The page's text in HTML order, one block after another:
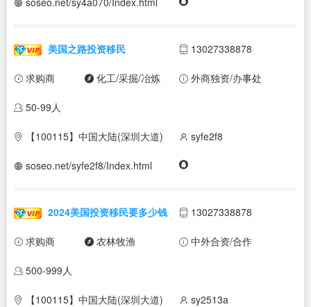
美国之路投资移民 13027338878
求购商 化工/采掘/冶炼 外商独资/办事处
50-99人
【100115】中国大陆(深圳大道) syfe2f8
soseo.net/syfe2f8/Index.html
2024美国投资移民要多少钱 13027338878
求购商 农林牧渔 中外合资/合作
500-999人
【100115】中国大陆(深圳大道) sy2513a